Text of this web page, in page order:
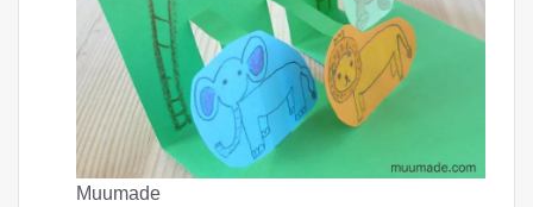
atsispausdinkite gėlių modelį, pateiktą šioje
pamokoje. Kas nevertina gėlių grožio? Tai taip
pat puikus iššokančiųjų kortelių variantas beveik
bet kokioms šventėms ar progoms.
„Pop-Up Flowers“ „pasidaryk pats“ spausdinama
motinos dienos atvirutė iš vaivorykštės gabalo